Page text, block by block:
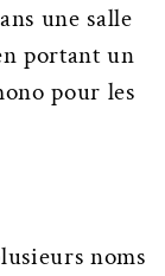
une salle
portant un
pour les
noms